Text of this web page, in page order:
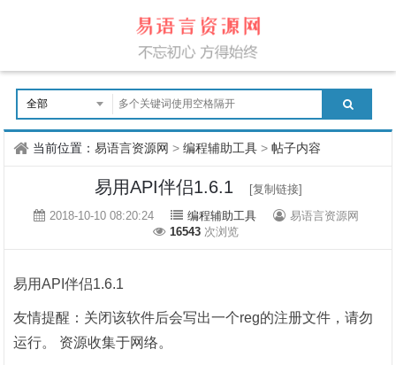
当前位置：易语言资源网 >编程辅助工具 >帖子内容
易用API伴侣1.6.1
[复制链接]
2018-10-10 08:20:24
编程辅助工具
易语言资源网
16543 次浏览
易用API伴侣1.6.1
友情提醒：关闭该软件后会写出一个reg的注册文件，请勿
运行。 资源收集于网络。